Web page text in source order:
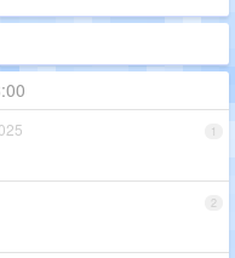
1
2